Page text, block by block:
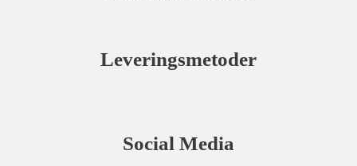
Leveringsmetoder
Social Media